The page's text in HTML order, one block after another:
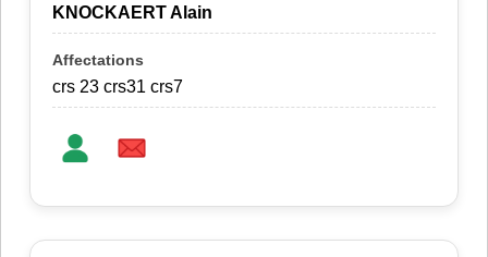
KNOCKAERT Alain
crs 23 crs31 crs7